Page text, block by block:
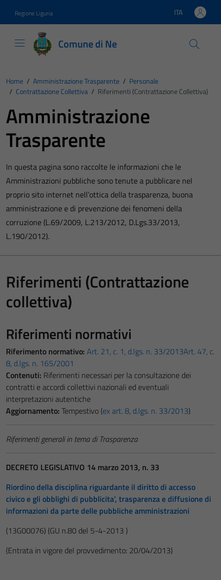
Regione Liguria Lingua attiva:
ITA
Comune di Ne
Home / Amministrazione Trasparente / Personale
/ Contrattazione Collettiva / Riferimenti (Contrattazione Collettiva)
Amministrazione
Trasparente
In questa pagina sono raccolte le informazioni che le
Amministrazioni pubbliche sono tenute a pubblicare nel
proprio sito internet nell’ottica della trasparenza, buona
amministrazione e di prevenzione dei fenomeni della
corruzione (L.69/2009, L.213/2012, D.Lgs.33/2013,
L.190/2012).
Riferimenti (Contrattazione
collettiva)
Riferimenti normativi
Riferimento normativo: Art. 21, c. 1, d.lgs. n. 33/2013Art. 47, c.
8, d.lgs. n. 165/2001
Contenuti: Riferimenti necessari per la consultazione dei
contratti e accordi collettivi nazionali ed eventuali
interpretazioni autentiche
Aggiornamento: Tempestivo (ex art. 8, d.lgs. n. 33/2013)
Riferimenti generali in tema di Trasparenza
DECRETO LEGISLATIVO 14 marzo 2013, n. 33
Riordino della disciplina riguardante il diritto di accesso
civico e gli obblighi di pubblicita’, trasparenza e diffusione di
informazioni da parte delle pubbliche amministrazioni
(13G00076) (GU n.80 del 5-4-2013 )
(Entrata in vigore del provvedimento: 20/04/2013)